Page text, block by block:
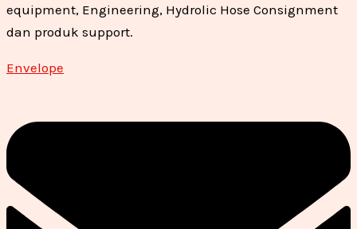
equipment, Engineering, Hydrolic Hose Consignment
dan produk support.
Envelope